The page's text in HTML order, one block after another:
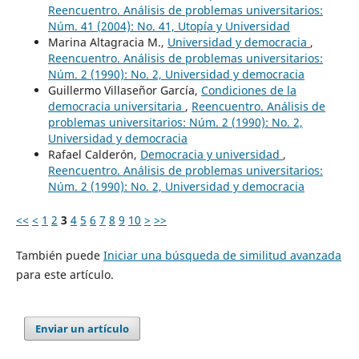
Reencuentro. Análisis de problemas universitarios:
Núm. 41 (2004): No. 41, Utopía y Universidad
Marina Altagracia M., Universidad y democracia ,
Reencuentro. Análisis de problemas universitarios:
Núm. 2 (1990): No. 2, Universidad y democracia
Guillermo Villaseñor García, Condiciones de la
democracia universitaria , Reencuentro. Análisis de
problemas universitarios: Núm. 2 (1990): No. 2,
Universidad y democracia
Rafael Calderón, Democracia y universidad ,
Reencuentro. Análisis de problemas universitarios:
Núm. 2 (1990): No. 2, Universidad y democracia
<< < 1 2 3 4 5 6 7 8 9 10 > >>
También puede Iniciar una búsqueda de similitud avanzada
para este artículo.
Enviar un artículo